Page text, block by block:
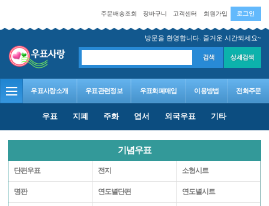
로그인
회원가입
고객센터
장바구니
주문배송조회
방문을 환영합니다. 즐거운 시간되세요~
우표사랑소개 우표관련정보 우표화폐매입 이용방법 전화주문
우표 지폐 주화 엽서 외국우표 기타
기념우표
단편우표 전지 소형시트
명판 연도별단편 연도별시트